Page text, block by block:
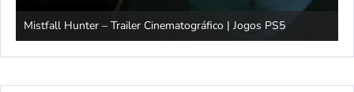
Mistfall Hunter – Trailer Cinematográfico | Jogos PS5